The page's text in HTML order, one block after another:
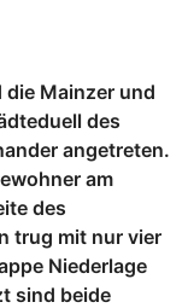
die Mainzer und
des
angetreten.
am
des
trug mit nur vier
Niederlage
sind beide